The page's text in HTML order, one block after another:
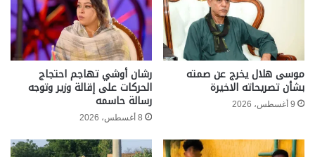
موسى هلال يخرج عن صمته
بشأن تصريحاته الاخيرة
9 أغسطس، 2026
رشان أوشي تهاجم احتجاج
الحركات على إقالة وزير وتوجه
رسالة حاسمه
8 أغسطس، 2026